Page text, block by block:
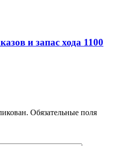
и запас хода 1100
Обязательные поля